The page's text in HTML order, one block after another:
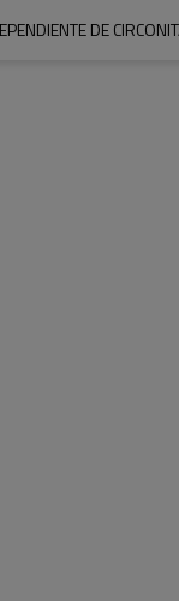
DE